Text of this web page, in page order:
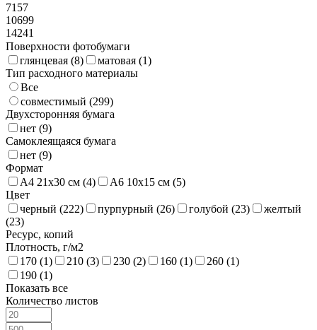
7157
10699
14241
Поверхности фотобумаги
глянцевая (8) матовая (1)
Тип расходного материалы
Все
совместимый (299)
Двухсторонняя бумага
нет (9)
Самоклеящаяся бумага
нет (9)
Формат
A4 21х30 см (4) A6 10х15 см (5)
Цвет
черный (222) пурпурный (26) голубой (23)
желтый
(23)
Ресурс, копий
Плотность, г/м2
170 (1) 210 (3) 230 (2) 160 (1) 260 (1)
190 (1)
Показать все
Количество листов